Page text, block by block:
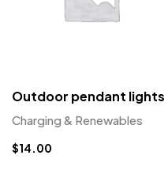
Outdoor pendant lights
Charging & Renewables
$14.00